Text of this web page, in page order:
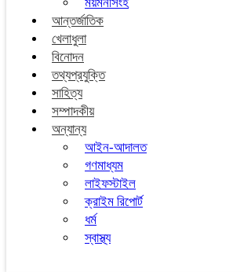
আন্তর্জাতিক
খেলাধুলা
বিনোদন
তথ্যপ্রযুক্তি
সাহিত্য
সম্পাদকীয়
অন্যান্য
আইন-আদালত
গণমাধ্যম
লাইফস্টাইল
ক্রাইম রিপোর্ট
ধর্ম
স্বাস্থ্য